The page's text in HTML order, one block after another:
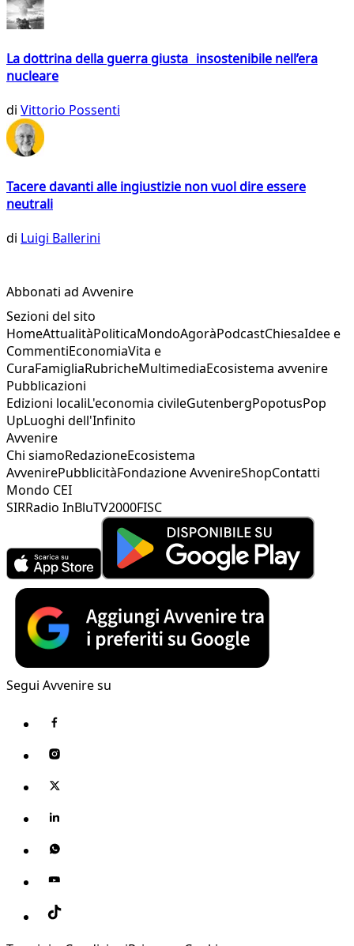
La dottrina della guerra giusta insostenibile nell’era
nucleare
di Vittorio Possenti
Tacere davanti alle ingiustizie non vuol dire essere
neutrali
di Luigi Ballerini
Abbonati ad Avvenire
Sezioni del sito
HomeAttualitàPoliticaMondoAgoràPodcastChiesaIdee e
CommentiEconomiaVita e
CuraFamigliaRubricheMultimediaEcosistema avvenire
Pubblicazioni
Edizioni localiL'economia civileGutenbergPopotusPop
UpLuoghi dell'Infinito
Avvenire
Chi siamoRedazioneEcosistema
AvvenirePubblicitàFondazione AvvenireShopContatti
Mondo CEI
SIRRadio InBluTV2000FISC
Segui Avvenire su